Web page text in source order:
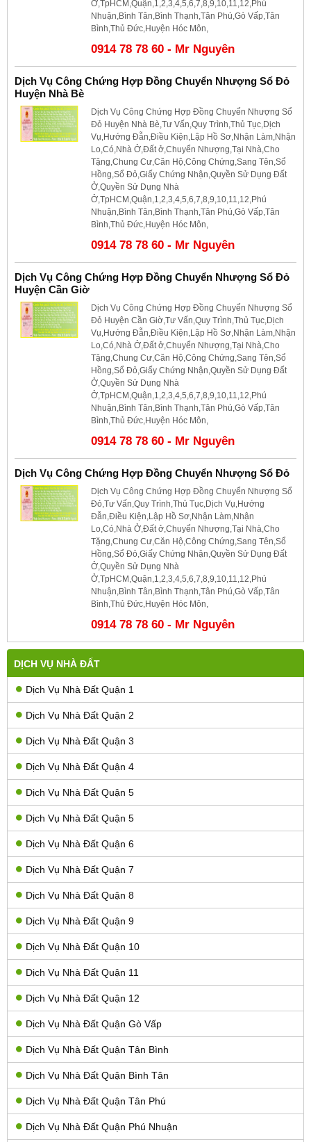
DỊCH VỤ NHÀ ĐẤT
Dịch Vụ Nhà Đất Quận 1
Dịch Vụ Nhà Đất Quận 2
Dịch Vụ Nhà Đất Quận 3
Dịch Vụ Nhà Đất Quận 4
Dịch Vụ Nhà Đất Quận 5
Dịch Vụ Nhà Đất Quận 5
Dịch Vụ Nhà Đất Quận 6
Dịch Vụ Nhà Đất Quận 7
Dịch Vụ Nhà Đất Quận 8
Dịch Vụ Nhà Đất Quận 9
Dịch Vụ Nhà Đất Quận 10
Dịch Vụ Nhà Đất Quận 11
Dịch Vụ Nhà Đất Quận 12
Dịch Vụ Nhà Đất Quận Gò Vấp
Dịch Vụ Nhà Đất Quận Tân Bình
Dịch Vụ Nhà Đất Quận Bình Tân
Dịch Vụ Nhà Đất Quận Tân Phú
Dịch Vụ Nhà Đất Quận Phú Nhuận
Ở,TpHCM,Quận,1,2,3,4,5,6,7,8,9,10,11,12,Phú
Nhuận,Bình Tân,Bình Thạnh,Tân Phú,Gò Vấp,Tân
Bình,Thủ Đức,Huyện Hóc Môn,
0914 78 78 60 - Mr Nguyên
Dịch Vụ Công Chứng Hợp Đồng Chuyển Nhượng Sổ Đỏ
Huyện Nhà Bè
Dịch Vụ Công Chứng Hợp Đồng Chuyển Nhượng Sổ
Đỏ Huyện Nhà Bè,Tư Vấn,Quy Trình,Thủ Tục,Dịch
Vụ,Hướng Đẫn,Điều Kiện,Lập Hồ Sơ,Nhận Làm,Nhận
Lo,Có,Nhà Ở,Đất ở,Chuyển Nhượng,Tại Nhà,Cho
Tặng,Chung Cư,Căn Hộ,Công Chứng,Sang Tên,Sổ
Hồng,Sổ Đỏ,Giấy Chứng Nhận,Quyền Sử Dụng Đất
Ở,Quyền Sử Dụng Nhà
Ở,TpHCM,Quận,1,2,3,4,5,6,7,8,9,10,11,12,Phú
Nhuận,Bình Tân,Bình Thạnh,Tân Phú,Gò Vấp,Tân
Bình,Thủ Đức,Huyện Hóc Môn,
0914 78 78 60 - Mr Nguyên
Dịch Vụ Công Chứng Hợp Đồng Chuyển Nhượng Sổ Đỏ
Huyện Cần Giờ
Dịch Vụ Công Chứng Hợp Đồng Chuyển Nhượng Sổ
Đỏ Huyện Cần Giờ,Tư Vấn,Quy Trình,Thủ Tục,Dịch
Vụ,Hướng Đẫn,Điều Kiện,Lập Hồ Sơ,Nhận Làm,Nhận
Lo,Có,Nhà Ở,Đất ở,Chuyển Nhượng,Tại Nhà,Cho
Tặng,Chung Cư,Căn Hộ,Công Chứng,Sang Tên,Sổ
Hồng,Sổ Đỏ,Giấy Chứng Nhận,Quyền Sử Dụng Đất
Ở,Quyền Sử Dụng Nhà
Ở,TpHCM,Quận,1,2,3,4,5,6,7,8,9,10,11,12,Phú
Nhuận,Bình Tân,Bình Thạnh,Tân Phú,Gò Vấp,Tân
Bình,Thủ Đức,Huyện Hóc Môn,
0914 78 78 60 - Mr Nguyên
Dịch Vụ Công Chứng Hợp Đồng Chuyển Nhượng Sổ Đỏ
Dịch Vụ Công Chứng Hợp Đồng Chuyển Nhượng Sổ
Đỏ,Tư Vấn,Quy Trình,Thủ Tục,Dịch Vụ,Hướng
Đẫn,Điều Kiện,Lập Hồ Sơ,Nhận Làm,Nhận
Lo,Có,Nhà Ở,Đất ở,Chuyển Nhượng,Tại Nhà,Cho
Tặng,Chung Cư,Căn Hộ,Công Chứng,Sang Tên,Sổ
Hồng,Sổ Đỏ,Giấy Chứng Nhận,Quyền Sử Dụng Đất
Ở,Quyền Sử Dụng Nhà
Ở,TpHCM,Quận,1,2,3,4,5,6,7,8,9,10,11,12,Phú
Nhuận,Bình Tân,Bình Thạnh,Tân Phú,Gò Vấp,Tân
Bình,Thủ Đức,Huyện Hóc Môn,
0914 78 78 60 - Mr Nguyên